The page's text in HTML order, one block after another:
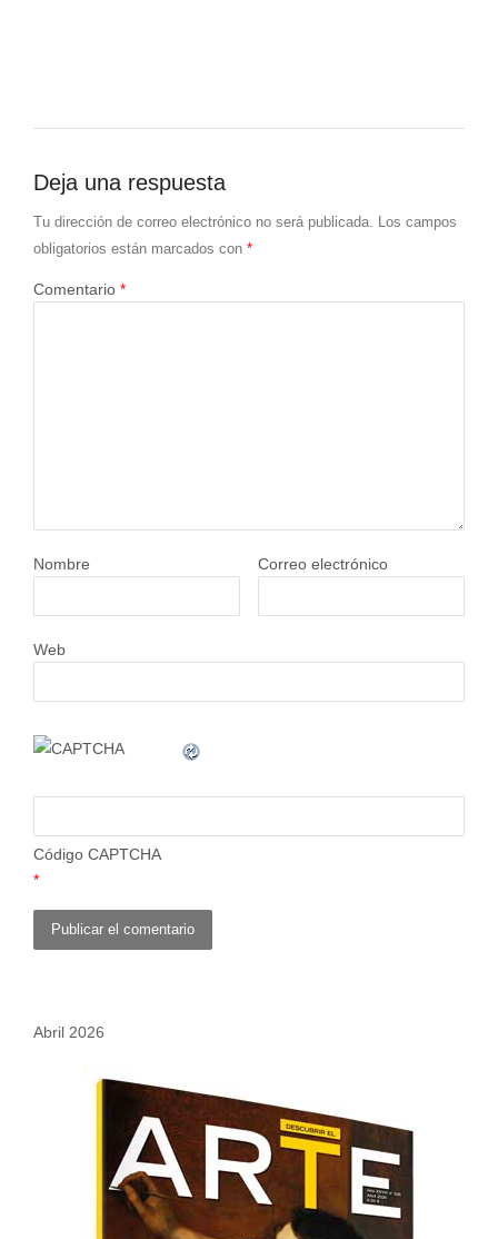
Deja una respuesta
Tu dirección de correo electrónico no será publicada.
Los campos
obligatorios están marcados con *
Comentario *
Nombre Correo electrónico
Web
Código CAPTCHA
*
Abril 2026